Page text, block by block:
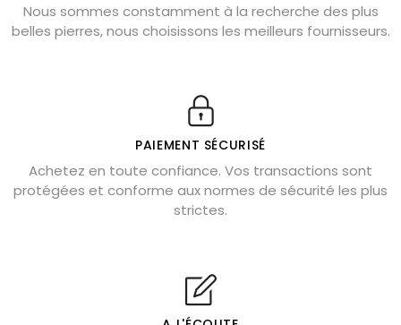
Chrysocolle : pierre apaisante
Obsidienne dorée : vertus et signification
Véritable citrine naturelle non chauffée
Où placer la citrine dans la maison
Cornaline : propriétés magiques
Capricorne : quelles pierres choisir
Shungite : purification et protection
Bagues en labradorite argent 925
Nous sommes constamment à la recherche des plus
belles pierres, nous choisissons les meilleurs fournisseurs.
PAIEMENT SÉCURISÉ
Achetez en toute confiance. Vos transactions sont
protégées et conforme aux normes de sécurité les plus
strictes.